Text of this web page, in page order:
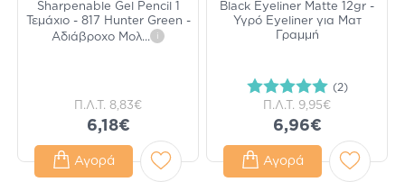
Sharpenable Gel Pencil 1
Τεμάχιο - 817 Hunter Green -
Αδιάβροχο Μολ... i
Π.Λ.Τ. 8,83€
6,18€
Αγορά
Black Eyeliner Matte 12gr -
Υγρό Eyeliner για Ματ
Γραμμή
(2)
Π.Λ.Τ. 9,95€
6,96€
Αγορά